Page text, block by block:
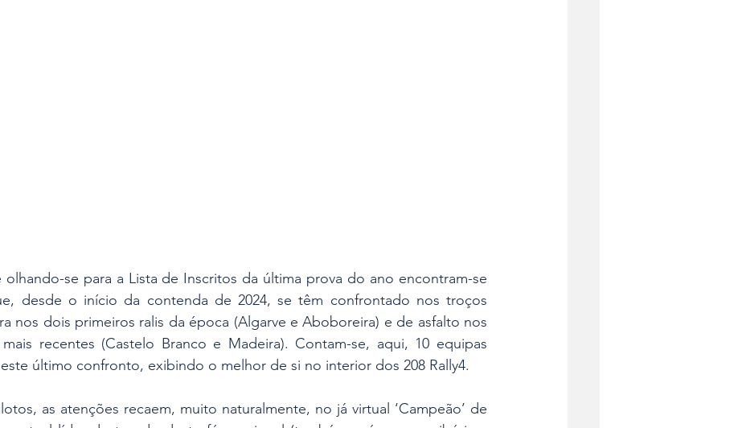
olhando-se para a Lista de Inscritos da última prova do ano encontram-se
desde o início da contenda de 2024, se têm confrontado nos troços
nos dois primeiros ralis da época (Algarve e Aboboreira) e de asfalto nos
recentes (Castelo Branco e Madeira). Contam-se, aqui, 10 equipas
último confronto, exibindo o melhor de si no interior dos 208 Rally4.
as atenções recaem, muito naturalmente, no já virtual ‘Campeão’ de